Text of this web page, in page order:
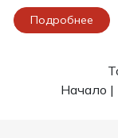
Подробнее
Начало |